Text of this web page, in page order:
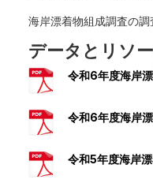
海岸漂着物組成調査の調
データとリソ
令和6年度海岸
令和6年度海岸
令和5年度海岸